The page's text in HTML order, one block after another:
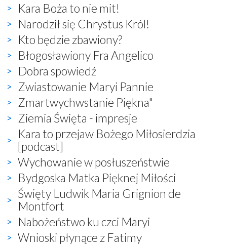
Kara Boża to nie mit!
Narodził się Chrystus Król!
Kto będzie zbawiony?
Błogosławiony Fra Angelico
Dobra spowiedź
Zwiastowanie Maryi Pannie
Zmartwychwstanie Piękna"
Ziemia Święta - impresje
Kara to przejaw Bożego Miłosierdzia
[podcast]
Wychowanie w posłuszeństwie
Bydgoska Matka Pięknej Miłości
Święty Ludwik Maria Grignion de
Montfort
Nabożeństwo ku czci Maryi
Wnioski płynące z Fatimy